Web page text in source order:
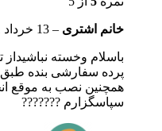
اشتری– 13 خرداد 1401
وخسته نباشیداز تیم پرده
سفارشی بنده طبق سفارش
نصب به موقع انجام شد.
???????